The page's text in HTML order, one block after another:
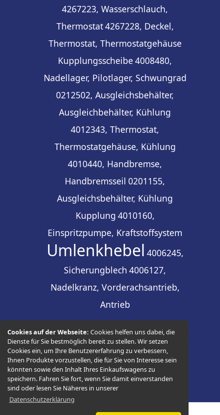
Cookies auf der Webseite:Cookies helfen uns dabei, die
Dienste für Sie bestmöglich bereit zu stellen. Wir setzen
Cookies ein, um Ihre Benutzererfahrung zu verbessern,
Ihnen Produkte vorzustellen, die für Sie von Interesse sein
könnten sowie den Inhalt Ihres Einkaufswagens zu
speichern. Fahren Sie fort, wenn Sie damit einverstanden
sind oder lesen Sie Näheres in unserer
Datenschutzerklärung
4267223, Wasserschlauch,
Thermostat4267228, Deckel,
Thermostat, Thermostatgehäuse
Kupplungsscheibe 4008480,
Nadellager, Pilotlager, Schwungrad
0212502, Ausgleichsbehälter,
Ausgleichbehälter, Kühlung
4012343, Thermostat,
Thermostatgehäuse, Kühlung
4010440, Handbremse,
Handbremsseil 0201155,
Ausgleichsbehälter, Kühlung
Kupplung 4010160,
Einspritzpumpe, Kraftstoffsystem
Umlenkhebel 4006245,
Sicherungblech 4006127,
Nadelkranz, Vorderachsantrieb,
Antrieb
© 2026 -Thüringer Ersatzteilhandel